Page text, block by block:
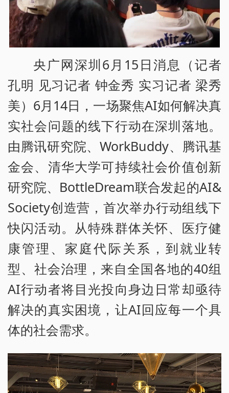
央广网深圳6月15日消息（记者
孔明 见习记者 钟金秀 实习记者 梁秀
美）6月14日，一场聚焦AI如何解决真
实社会问题的线下行动在深圳落地。
由腾讯研究院、WorkBuddy、腾讯基
金会、清华大学可持续社会价值创新
研究院、BottleDream联合发起的AI&
Society创造营，首次举办行动组线下
快闪活动。从特殊群体关怀、医疗健
康管理、家庭代际关系，到就业转
型、社会治理，来自全国各地的40组
AI行动者将目光投向身边日常却亟待
解决的真实困境，让AI回应每一个具
体的社会需求。